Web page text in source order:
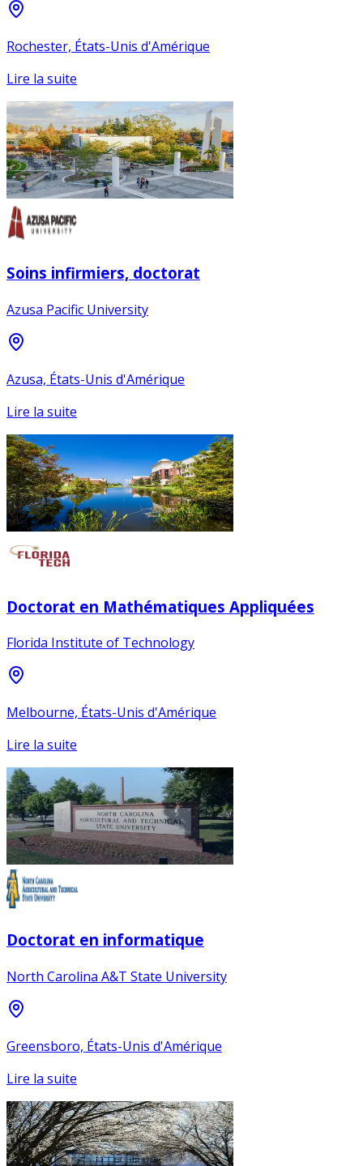
Rochester, États-Unis d'Amérique
Lire la suite
Soins infirmiers, doctorat
Azusa Pacific University
Azusa, États-Unis d'Amérique
Lire la suite
Doctorat en Mathématiques Appliquées
Florida Institute of Technology
Melbourne, États-Unis d'Amérique
Lire la suite
Doctorat en informatique
North Carolina A&T State University
Greensboro, États-Unis d'Amérique
Lire la suite